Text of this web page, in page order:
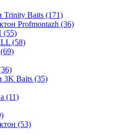
Trinity Baits (171)
Profmontazh (36)
(55)
(58)
3K Baits (35)
(11)
(53)